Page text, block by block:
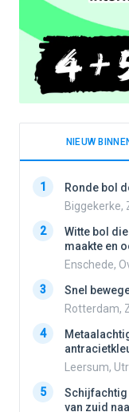
NIEUW
1
Ronde bol
Biggekerke,
2
Witte bol
maakte en
Enschede,
3
Snel
Rotterdam,
4
Leersum,
5
van zuid